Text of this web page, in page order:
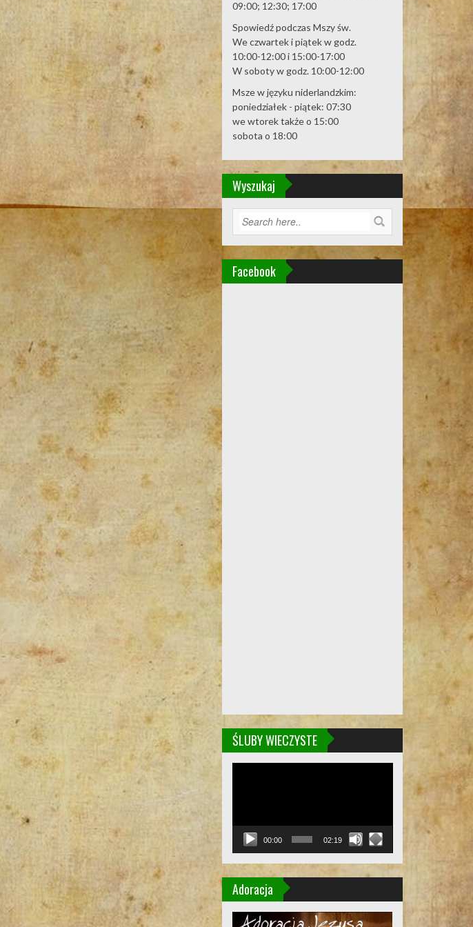
09:00; 12:30; 17:00
Spowiedź podczas Mszy św.
We czwartek i piątek w godz.
10:00-12:00 i 15:00-17:00
W soboty w godz. 10:00-12:00
Msze w języku niderlandzkim:
poniedziałek - piątek: 07:30
we wtorek także o 15:00
sobota o 18:00
Wyszukaj
Facebook
ŚLUBY WIECZYSTE
00:00 02:19
Adoracja